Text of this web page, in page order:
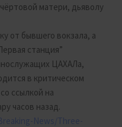
матери, дьяволу
от бывшего вокзала, а
станция”
ЦАХАЛа,
в критическом
ссылкой на
часов назад.
News/Three-